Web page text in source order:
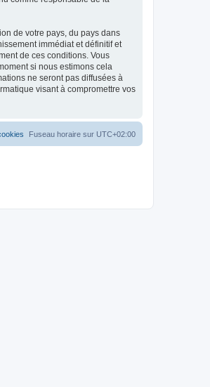
de votre pays, du pays dans
immédiat et définitif et
de ces conditions. Vous
si nous estimons cela
ne seront pas diffusées à
visant à compromettre vos
Fuseau horaire sur UTC+02:00